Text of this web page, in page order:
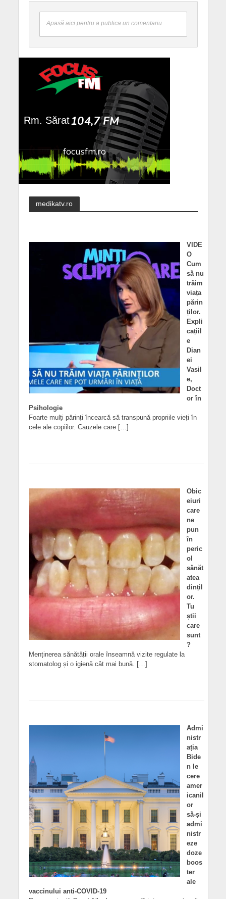
Apasă aici pentru a publica un comentariu
medikatv.ro
VIDE
O
Cum
să nu
trăim
viața
părin
ților.
Expli
cațiil
e
Dian
ei
Vasil
e,
Doct
or în
Psihologie
Foarte mulți părinți încearcă să transpună propriile vieți în
cele ale copiilor. Cauzele care […]
Obic
eiuri
care
ne
pun
în
peric
ol
sănăt
atea
dințil
or.
Tu
știi
care
sunt
?
Menținerea sănătății orale înseamnă vizite regulate la
stomatolog și o igienă cât mai bună. […]
Admi
nistr
ația
Bide
n le
cere
amer
icanil
or
să-și
admi
nistr
eze
doze
boos
ter
ale
vaccinului anti-COVID-19